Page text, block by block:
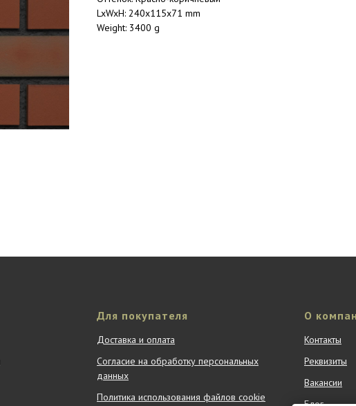
LxWxH: 240x115x71 mm
Weight: 3400 g
Для покупателя
Доставка и оплата
Согласие на обработку персональных
данных
Политика использования файлов cookie
О
Контакты
Реквизиты
Вакансии